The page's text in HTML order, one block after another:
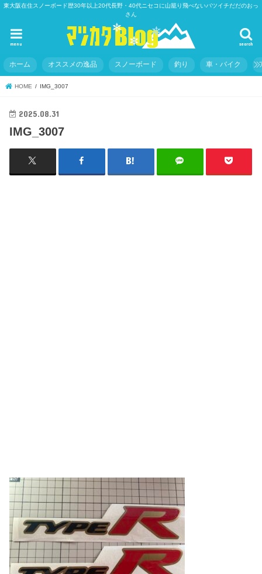
東大阪在住スノーボード歴30年以上20代長野・40代ニセコに山籠り飛べないバツイチだだのおっ
さん
search
menu
ホーム オススメの逸品 スノーボード 釣り 車・バイク
HOME IMG_3007
2025.08.31
IMG_3007